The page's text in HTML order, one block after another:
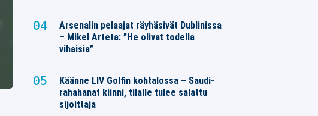
Arsenalin pelaajat räyhäsivät Dublinissa
– Mikel Arteta: ”He olivat todella
vihaisia”
Käänne LIV Golfin kohtalossa – Saudi-
rahahanat kiinni, tilalle tulee salattu
sijoittaja